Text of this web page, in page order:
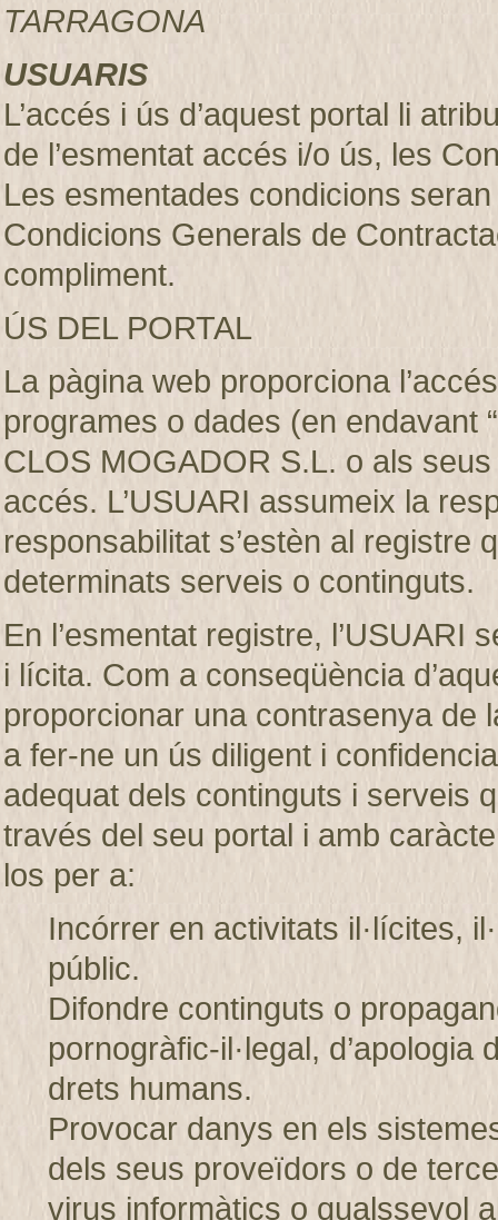
TARRAGONA
USUARIS
L’accés i ús d’aquest portal li
de l’esmentat accés i/o ús, les
Les esmentades condicions
Condicions Generals de
compliment.
ÚS DEL PORTAL
La pàgina web proporciona
programes o dades (en endavant
CLOS MOGADOR S.L. o als
accés. L’USUARI assumeix la
responsabilitat s’estèn al registre
determinats serveis o continguts.
En l’esmentat registre, l’USUARI
i lícita. Com a conseqüència
proporcionar una contrasenya de
a fer-ne un ús diligent i
adequat dels continguts i serveis
través del seu portal i amb
los per a:
Incórrer en activitats il·lícites,
públic.
Difondre continguts o
pornogràfic-il·legal,
drets humans.
Provocar danys en els
dels seus proveïdors o de
virus informàtics o qualssevol